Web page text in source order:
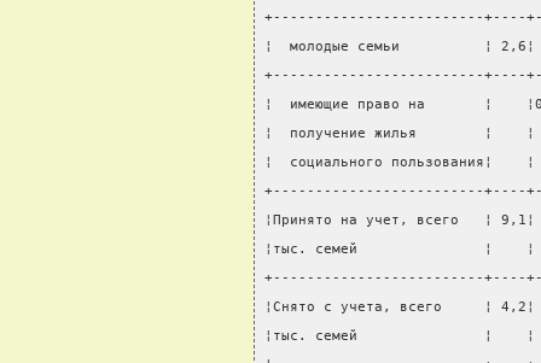
+-------------------------+----
¦  молодые семьи          ¦ 2,6¦
+-------------------------+----
¦  имеющие право на       ¦
¦  получение жилья
¦  социального
+-------------------------+----
¦Принято на учет, всего   ¦
¦тыс. семей               ¦
+-------------------------+----
¦Снято с учета, всего     ¦
¦тыс. семей               ¦